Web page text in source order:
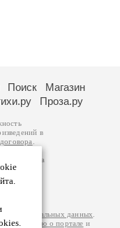
Поиск
Магазин
Проза.ру
в
авторам
возможна
за
на
персональных данных
информацию о портале и